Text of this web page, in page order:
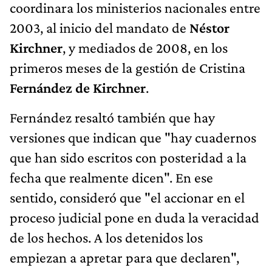
coordinara los ministerios nacionales entre
2003, al inicio del mandato de Néstor
Kirchner, y mediados de 2008, en los
primeros meses de la gestión de Cristina
Fernández de Kirchner.
Fernández resaltó también que hay
versiones que indican que "hay cuadernos
que han sido escritos con posteridad a la
fecha que realmente dicen". En ese
sentido, consideró que "el accionar en el
proceso judicial pone en duda la veracidad
de los hechos. A los detenidos los
empiezan a apretar para que declaren",